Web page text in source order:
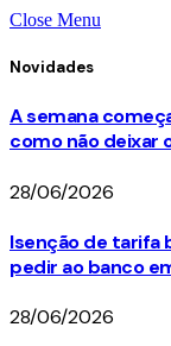
Close Menu
Novidades
A semana
como não deixar
28/06/2026
Isenção de tarifa
pedir ao banco
28/06/2026